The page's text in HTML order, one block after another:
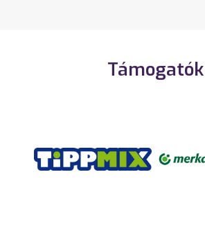
Támogatók